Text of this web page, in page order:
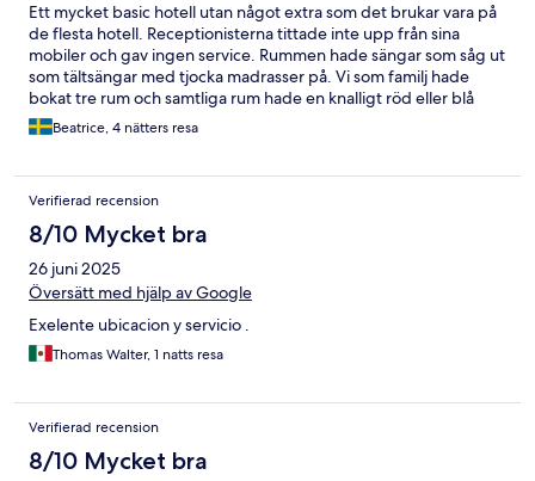
Ett mycket basic hotell utan något extra som det brukar vara på
de flesta hotell. Receptionisterna tittade inte upp från sina
mobiler och gav ingen service. Rummen hade sängar som såg ut
som tältsängar med tjocka madrasser på. Vi som familj hade
bokat tre rum och samtliga rum hade en knalligt röd eller blå
vägg där det hängde en solblekt tavla. Rummen hade bara ett
sängbord så den som låg på ena sidan fick lägga sina saker på
rum hade inte ens lampskärmar på sänglamporna. Bara nakna
glödlampor som stack i ögonen. Rummen hade ingen
vattenkokare med te eller kaffe på rummen och ingen minibar i
kylskåpet. Det var schampo och tvålbitar på rummen som
kändes lite klistriga vid test. Städpersonalen var dock trevlig och
gjorde ett bra jobb och hotellet hade ett bra läge.
Beatrice, 4 nätters resa
Verifierad recension
8/10 Mycket bra
26 juni 2025
Översätt med hjälp av Google
Exelente ubicacion y servicio .
Thomas Walter, 1 natts resa
Verifierad recension
8/10 Mycket bra